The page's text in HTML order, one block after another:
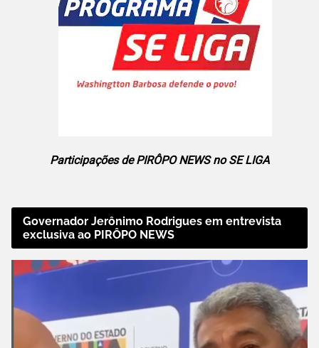
Participações de PIRÔPO NEWS no SE LIGA
Governador Jerônimo Rodrigues em entrevista
exclusiva ao PIRÔPO NEWS